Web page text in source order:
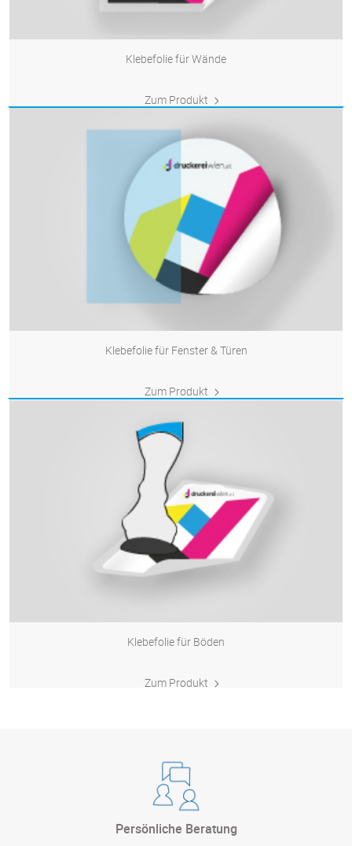
Klebefolie für Wände
Zum Produkt
Klebefolie für Fenster & Türen
Zum Produkt
Klebefolie für Böden
Zum Produkt
Persönliche Beratung